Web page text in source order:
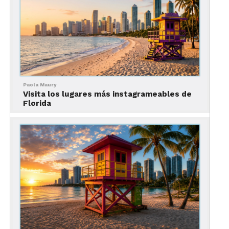
Level Pinball en Hillsboro. Ubicado a poca
distancia en automóvil del centro de Portland, este
bolsillo de nostalgia alberga una de las salas de
juego más grandes del mundo. Encontrarás más
de 400 juegos de pinball y arcade con un
equilibrio entre versiones antiguas y modernas.
Espere favoritos icónicos de Donkey Kong y
Frogger a Pacman y Pengo. Todos los juegos son
gratis por una entrada de tarifa plana de $20 por
con juguetes antiguos y loncheras, Autumn in the
Columbia River Gorge es hermosa con follaje
dorado y parches de calabazas vibrantes.
Aún mejor, Mt. Hood Railroad ofrece una forma
nueva e inmersiva de experimentar la región.
Reserve una de sus bicicletas de riel para dos
personas hechas a medida y pedalee en el
Paola Maury
Visita los lugares más instagrameables de
Florida